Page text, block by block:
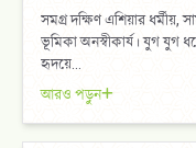
সমগ্র দক্ষিণ এশিয়ার
ভূমিকা অনস্বীকার্য। যুগ যুগ
হৃদয়ে...
আরও পড়ুন